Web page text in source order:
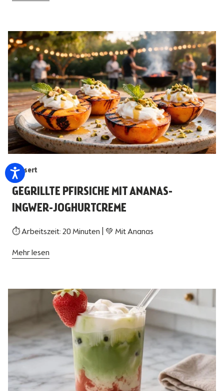
Dessert
GEGRILLTE PFIRSICHE MIT ANANAS-
INGWER-JOGHURTCREME
⏱ Arbeitszeit: 20 Minuten | 💚 Mit Ananas
Mehr lesen